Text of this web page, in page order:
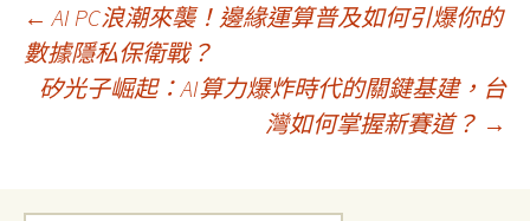
文
章
← AI PC浪潮來襲！邊緣運算普及如何引爆你的
數據隱私保衛戰？
矽光子崛起：AI算力爆炸時代的關鍵基建，台
灣如何掌握新賽道？ →